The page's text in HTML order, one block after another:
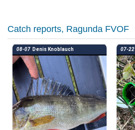
Catch reports, Ragunda FVOF
08-07 Denis Knoblauch 07-22